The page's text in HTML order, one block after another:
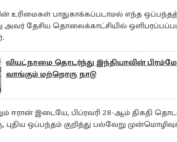
உரிமைகள் பாதுகாக்கப்படாமல் எந்த
அவர் தேசிய தொலைக்காட்சியில்
வியட்நாமை தொடர்ந்து இந்தியாவின்
வாங்கும் மற்றொரு நாடு
ஈரான் இடையே, பிப்ரவரி 28-ஆம் திகதி
புதிய ஒப்பந்தம் குறித்து பல்வேறு